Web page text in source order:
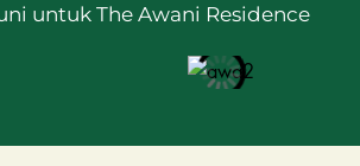
untuk The Awani Residence